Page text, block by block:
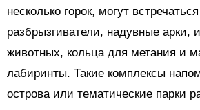
несколько горок, могут
разбрызгиватели, надувные арки,
животных, кольца для метания и
лабиринты. Такие комплексы
острова или тематические парки